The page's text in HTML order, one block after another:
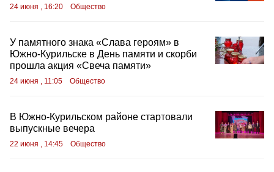
24 июня , 16:20 Общество
У памятного знака «Слава героям» в
Южно-Курильске в День памяти и скорби
прошла акция «Свеча памяти»
24 июня , 11:05 Общество
В Южно-Курильском районе стартовали
выпускные вечера
22 июня , 14:45 Общество